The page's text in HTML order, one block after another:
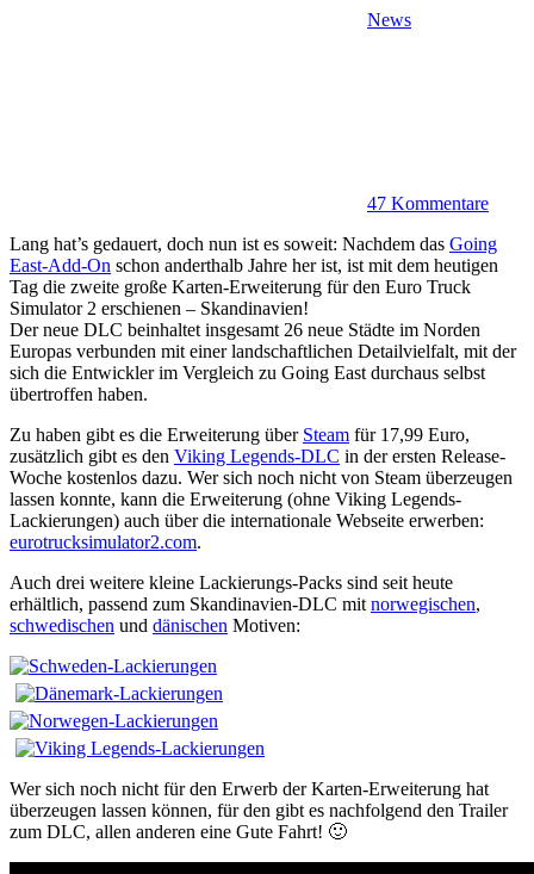
News
47 Kommentare
Lang hat’s gedauert, doch nun ist es soweit: Nachdem das Going
East-Add-On schon anderthalb Jahre her ist, ist mit dem heutigen
Tag die zweite große Karten-Erweiterung für den Euro Truck
Simulator 2 erschienen – Skandinavien!
Der neue DLC beinhaltet insgesamt 26 neue Städte im Norden
Europas verbunden mit einer landschaftlichen Detailvielfalt, mit der
sich die Entwickler im Vergleich zu Going East durchaus selbst
übertroffen haben.
Zu haben gibt es die Erweiterung über Steam für 17,99 Euro,
zusätzlich gibt es den Viking Legends-DLC in der ersten Release-
Woche kostenlos dazu. Wer sich noch nicht von Steam überzeugen
lassen konnte, kann die Erweiterung (ohne Viking Legends-
Lackierungen) auch über die internationale Webseite erwerben:
eurotrucksimulator2.com.
Auch drei weitere kleine Lackierungs-Packs sind seit heute
erhältlich, passend zum Skandinavien-DLC mitnorwegischen,
schwedischen und dänischen Motiven:
Wer sich noch nicht für den Erwerb der Karten-Erweiterung hat
überzeugen lassen können, für den gibt es nachfolgend den Trailer
zum DLC, allen anderen eine Gute Fahrt! 🙂